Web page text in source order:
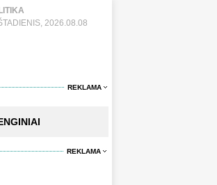
2026.08.08
REKLAMA
REKLAMA